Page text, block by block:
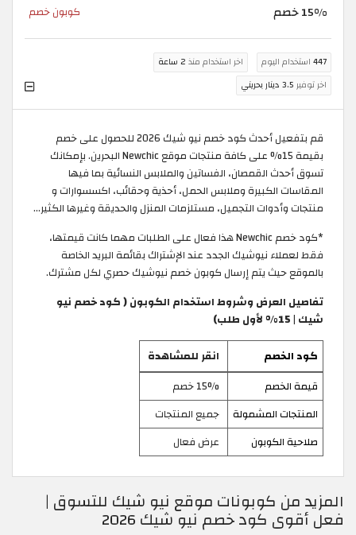
15% خصم كوبون خصم
447 استخدام اليوم اخر استخدام منذ 2 ساعة
اخر توفير 3.5 دينار بحريني
قم بتفعيل أحدث كود خصم نيو شيك 2026 للحصول على خصم
بقيمة 15% على كافة منتجات موقع Newchic البحرين. بإمكانك
تسوق أحدث القمصان، الفساتين والملابس النسائية بما فيها
المقاسات الكبيرة وملابس الحمل، أحذية وحقائب، اكسسوارات و
منتجات وأدوات التجميل، مستلزمات المنزل والحديقة وغيرها الكثير…
*كود خصم Newchic هذا فعال على الطلبات مهما كانت قيمتها،
فقط لعملاء نيوشيك الجدد عند الإشتراك بقائمة البريد الخاصة
بالموقع حيث يتم إرسال كوبون خصم نيوشيك حصري لكل مشترك.
تفاصيل العرض وشروط استخدام الكوبون ( كود خصم نيو
شيك | 15% لأول طلب)
كود الخصم
انقر للمشاهدة
قيمة الخصم
15% خصم
المنتجات المشمولة
جميع المنتجات
صلاحية الكوبون
عرض فعال
المزيد من كوبونات موقع نيو شيك للتسوق |
فعل أقوى كود خصم نيو شيك 2026